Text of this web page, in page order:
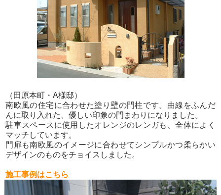
（田原本町・A様邸）
南欧風の住宅に合わせた塗り壁の門柱です。曲線をふんだ
んに取り入れた、優しい印象の門まわりになりました。
駐車スペースに使用したオレンジのレンガも、全体によく
マッチしています。
門扉も南欧風のイメージに合わせてシンプルかつ柔らかい
デザインのものをチョイスしました。
施工事例はこちら